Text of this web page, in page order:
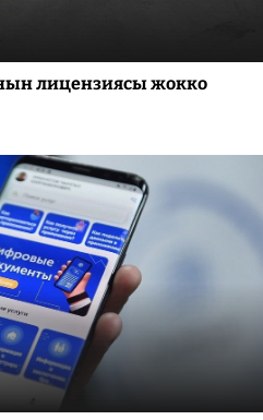
лицензиясы жокко